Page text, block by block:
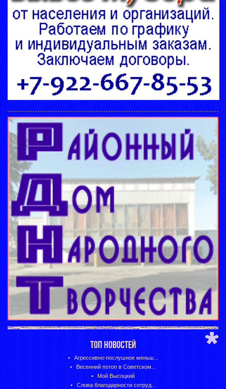
ТОП НОВОСТЕЙ
Агрессивно-послушное меньш...
Весенний потоп в Советском...
Мой Высоцкий
Слова благодарности сотруд...